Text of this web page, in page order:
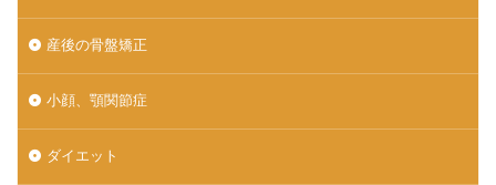
産後の骨盤矯正
小顔、顎関節症
ダイエット